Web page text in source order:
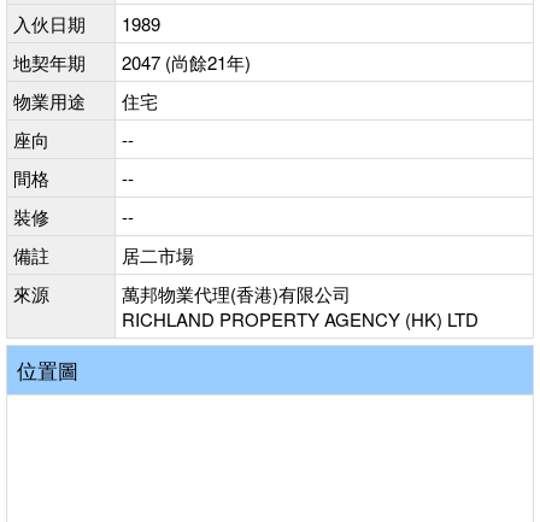
入伙日期
1989
地契年期
2047 (尚餘21年)
物業用途
住宅
座向
--
間格
--
裝修
--
備註
居二市場
來源
萬邦物業代理(香港)有限公司
RICHLAND PROPERTY AGENCY (HK) LTD
位置圖